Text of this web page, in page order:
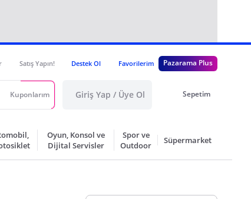
Satış Yapın! Destek Ol Favorilerim Pazarama Plus
Kuponlarım Giriş Yap / Üye Ol Sepetim
Oyun, Konsol ve
Dijital Servisler
Spor ve
Outdoor
Süpermarket